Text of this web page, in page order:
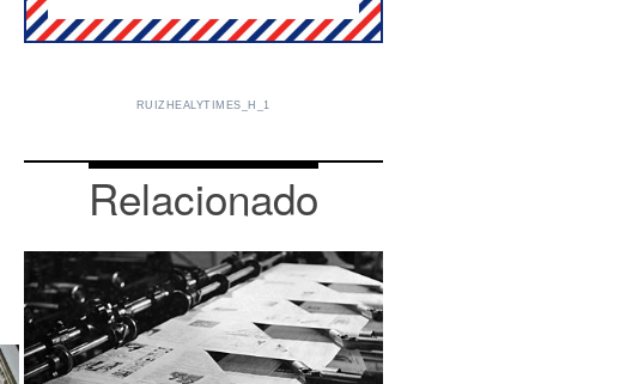
RUIZHEALYTIMES_H_1
Relacionado